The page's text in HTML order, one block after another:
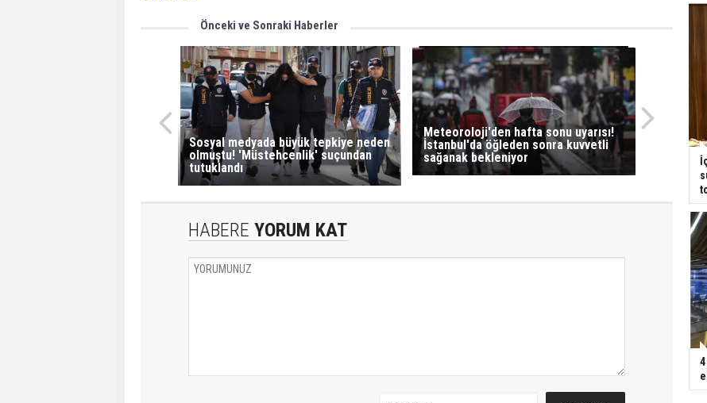
Önceki ve Sonraki Haberler
Sosyal medyada büyük tepkiye neden
olmuştu! 'Müstehcenlik' suçundan
tutuklandı
Meteoroloji'den hafta sonu uyarısı!
İstanbul'da öğleden sonra kuvvetli
sağanak bekleniyor
HABERE YORUM KAT